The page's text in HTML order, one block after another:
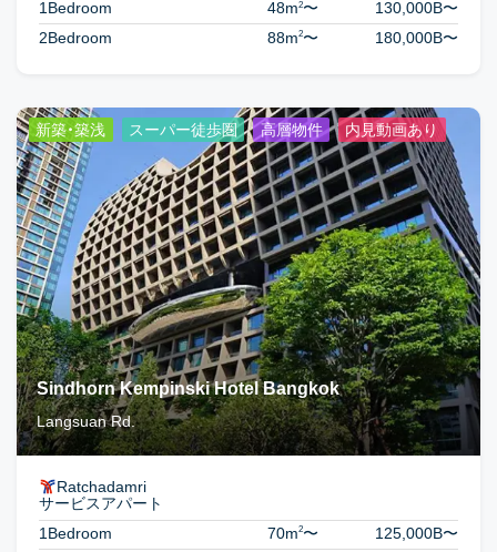
1Bedroom 48m2〜 130,000B〜
2Bedroom
88m2〜 180,000B〜
新築・築浅 スーパー徒歩圏 高層物件 内見動画あり
Sindhorn Kempinski Hotel Bangkok
Langsuan Rd.
Ratchadamri
サービスアパート
1Bedroom
70m2〜 125,000B〜